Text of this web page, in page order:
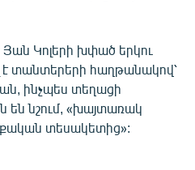
Կոլերի խփած երկու
է տանտերերի հաղթանակով՝
ինչպես տեղացի
են նշում, «խայտառակ
տեսակետից»: